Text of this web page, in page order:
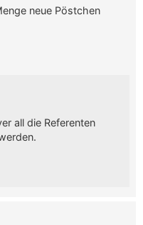
neue Pöstchen
all die Referenten